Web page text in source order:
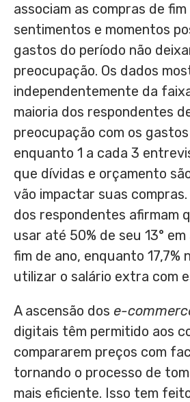
associam as compras de
sentimentos e momentos
gastos do período não
preocupação. Os dados
independentemente da
maioria dos respondentes
preocupação com os
enquanto 1 a cada 3
que dívidas e orçamento
vão impactar suas compras.
dos respondentes afirmam
usar até 50% de seu 13°
fim de ano, enquanto 17,7%
utilizar o salário extra com
A ascensão dos e-
digitais têm permitido aos
compararem preços com
tornando o processo de
mais eficiente. Isso tem